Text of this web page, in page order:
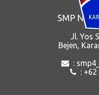
SMP
Jl. Yos
Bejen,
:
: